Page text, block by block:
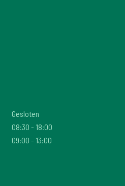
Gesloten
08:30 - 18:00
09:00 - 13:00